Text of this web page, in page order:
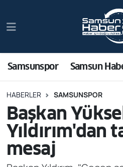
Samsunspor Samsun
HABERLER SAMSUNSPOR
Başkan
Yıldırım'dan
mesaj
Samsun Haber
Sağlık
Asayiş
Bilim ve Teknoloji
Trafik Durumu
Süper Lig Puan Durumu
Tüm Manşetler
Son Dakika Haberleri